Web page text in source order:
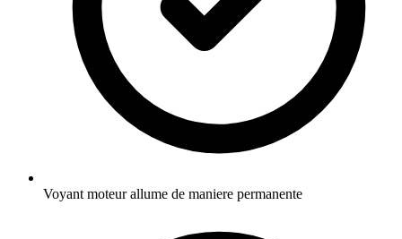
Voyant moteur allume de maniere permanente